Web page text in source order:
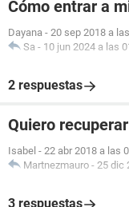
Cómo entrar a
Dayana - 20 sep 2018 a
Sa - 10 jun 2024 a las
2 respuestas
Quiero
Isabel - 22 abr 2018 a las
Martnezmauro - 25 dic
3 respuestas